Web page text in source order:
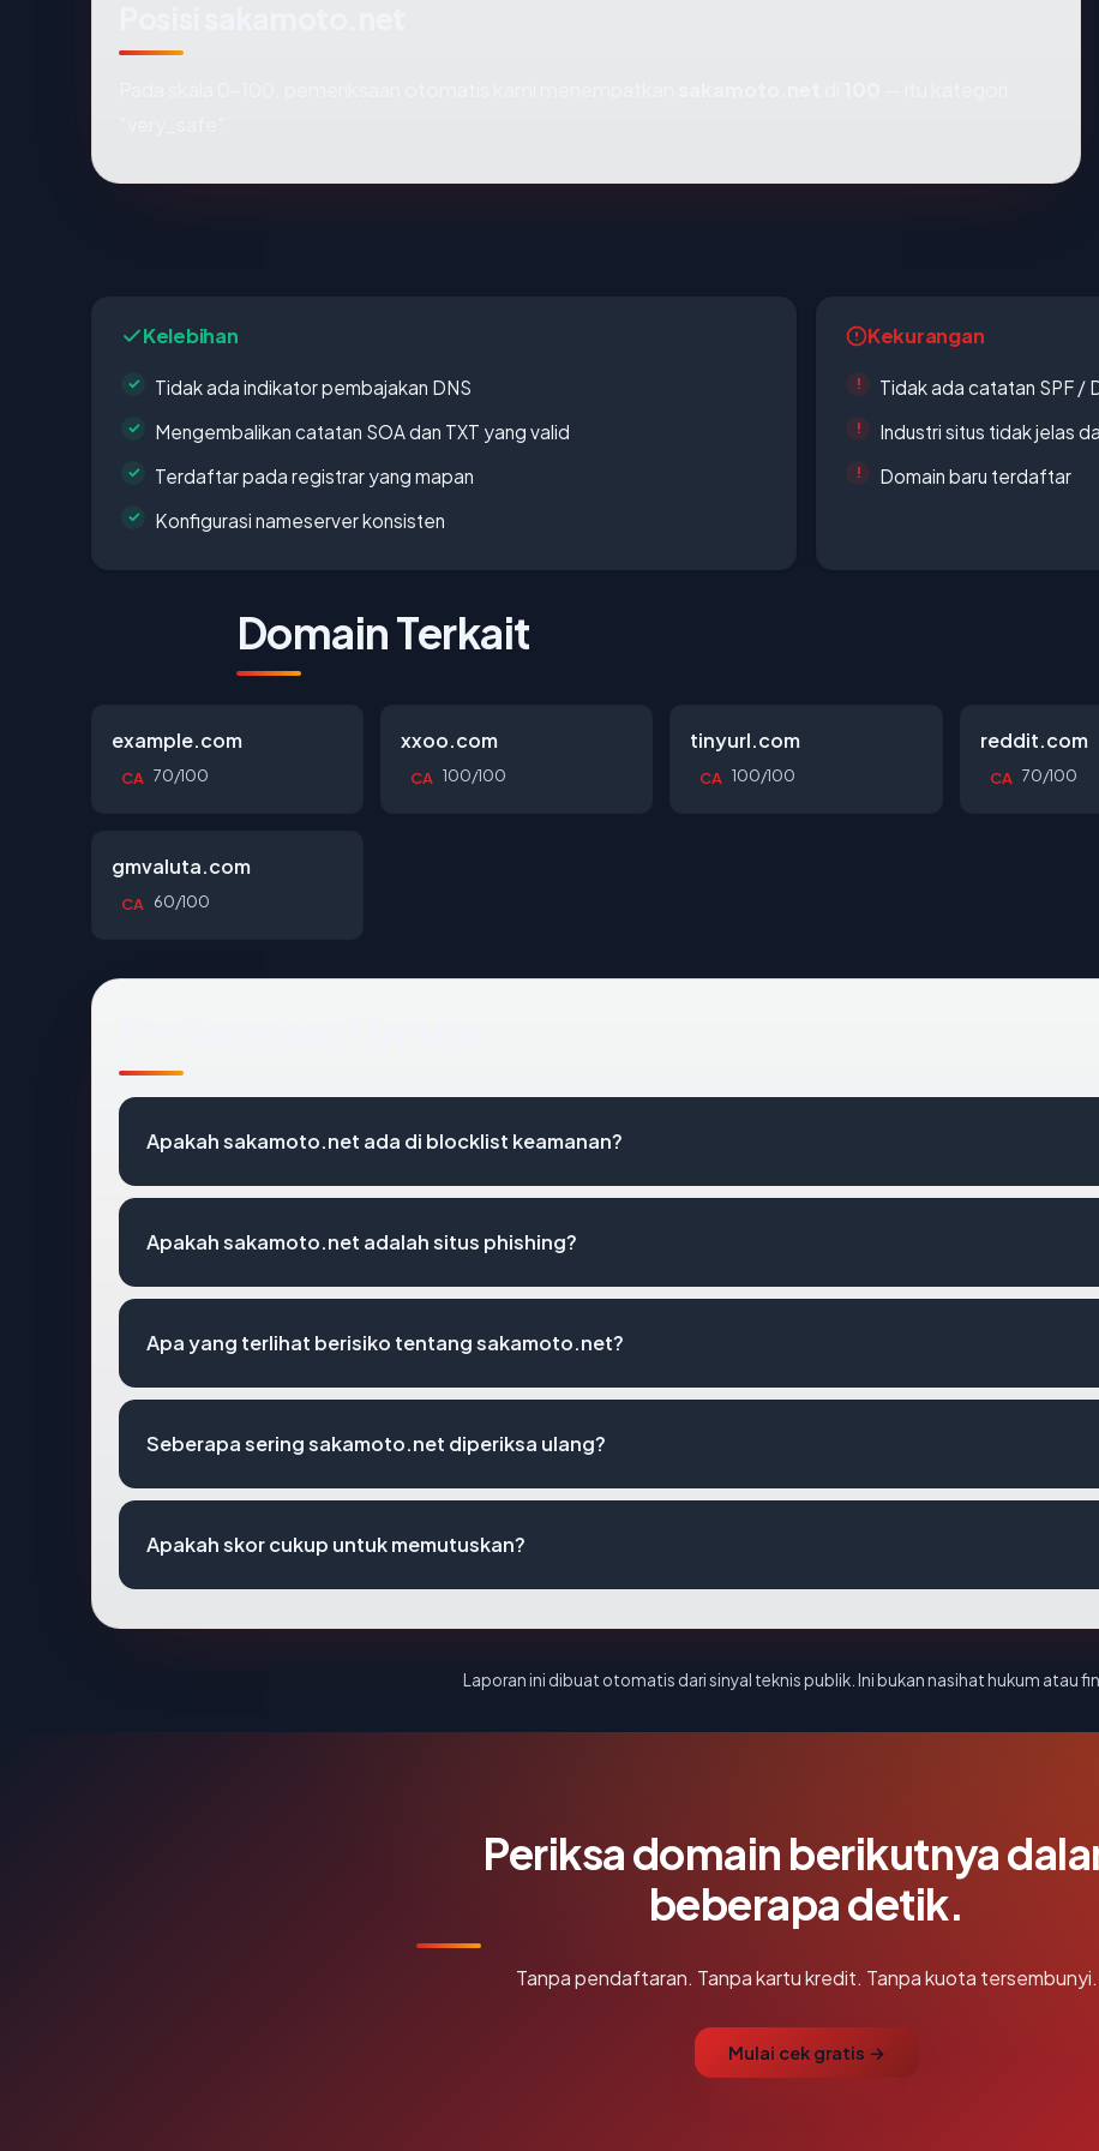
Kelebihan
Tidak ada indikator pembajakan DNS
Mengembalikan catatan SOA dan TXT yang valid
Terdaftar pada registrar yang mapan
Konfigurasi nameserver konsisten
Kekurangan
Tidak ada catatan SPF /
Industri situs tidak jelas
Domain baru terdaftar
Domain Terkait
example.com
CA 70/100
xxoo.com
CA 100/100
tinyurl.com
CA 100/100
reddit.com
CA 70/100
gmvaluta.com
CA 60/100
Apakah sakamoto.net ada di blocklist keamanan?
Apakah sakamoto.net adalah situs phishing?
Apa yang terlihat berisiko tentang sakamoto.net?
Seberapa sering sakamoto.net diperiksa ulang?
Apakah skor cukup untuk memutuskan?
Laporan ini dibuat otomatis dari sinyal teknis publik. Ini bukan nasihat hukum atau
Periksa domain berikutnya
beberapa detik.
Tanpa pendaftaran. Tanpa kartu kredit. Tanpa kuota tersembunyi.
Mulai cek gratis →